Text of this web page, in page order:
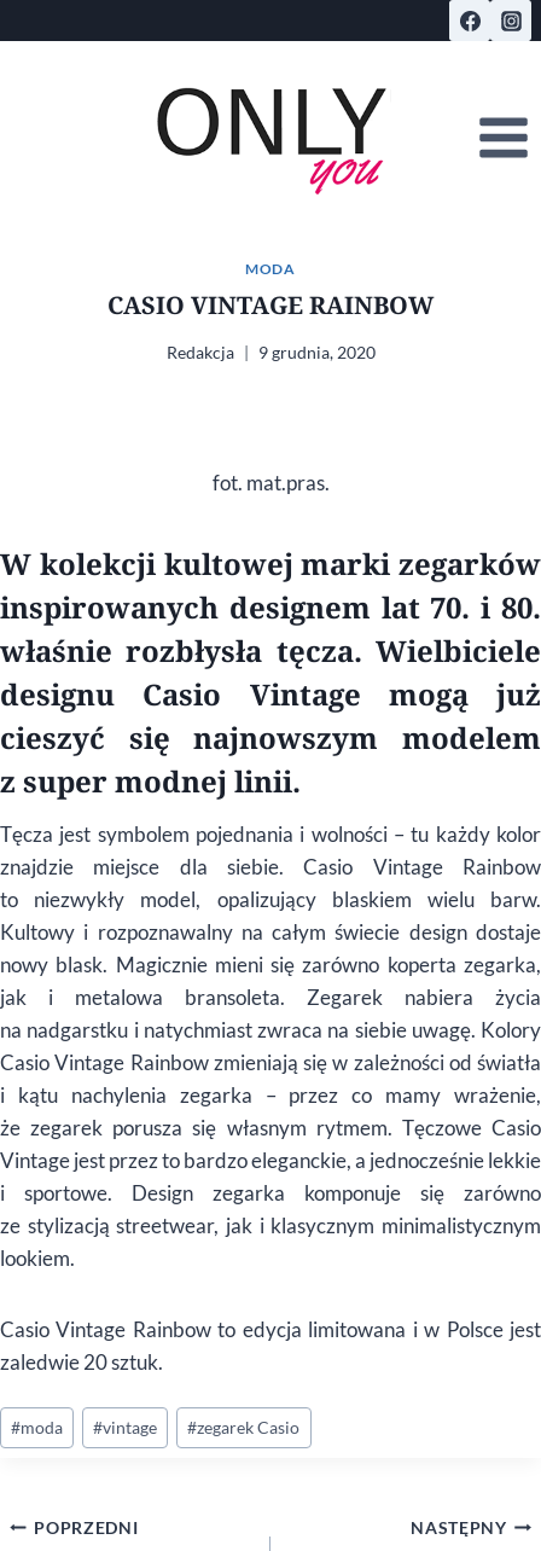
do
MODA
CASIO VINTAGE RAINBOW
Redakcja 9 grudnia, 2020
fot. mat.pras.
W kolekcji kultowej marki zegarków
inspirowanych designem lat 70. i 80.
właśnie rozbłysła tęcza. Wielbiciele
designu Casio Vintage mogą już
cieszyć się najnowszym modelem
z super modnej linii.
Tęcza jest symbolem pojednania i wolności – tu każdy kolor
znajdzie miejsce dla siebie. Casio Vintage Rainbow
to niezwykły model, opalizujący blaskiem wielu barw.
Kultowy i rozpoznawalny na całym świecie design dostaje
nowy blask. Magicznie mieni się zarówno koperta zegarka,
jak i metalowa bransoleta. Zegarek nabiera życia
na nadgarstku i natychmiast zwraca na siebie uwagę. Kolory
Casio Vintage Rainbow zmieniają się w zależności od światła
i kątu nachylenia zegarka – przez co mamy wrażenie,
że zegarek porusza się własnym rytmem. Tęczowe Casio
Vintage jest przez to bardzo eleganckie, a jednocześnie lekkie
i sportowe. Design zegarka komponuje się zarówno
ze stylizacją streetwear, jak i klasycznym minimalistycznym
lookiem.
Casio Vintage Rainbow to edycja limitowana i w Polsce jest
zaledwie 20 sztuk.
Tagi
wpisu:
#moda #vintage #zegarek Casio
Nawigacja
POPRZEDNI NASTĘPNY